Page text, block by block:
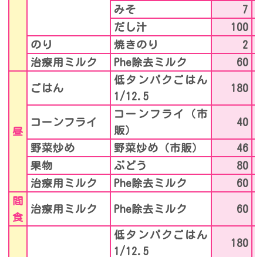
みそ
7
だし汁
100
のり
焼きのり
2
治療用ミルク
Phe除去ミルク 60
昼
ごはん
低タンパクごはん
1/12.5
180
コーンフライ
コーンフライ（市
販）
40
野菜炒め 野菜炒め（市販）
46
果物
ぶどう
80
治療用ミルク
Phe除去ミルク
60
間
食
治療用ミルク Phe除去ミルク 60
低タンパクごはん
1/12.5
180